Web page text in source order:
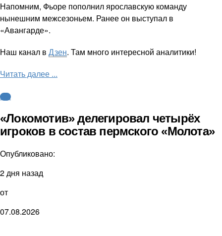
Напомним, Фьоре пополнил ярославскую команду
нынешним межсезоньем. Ранее он выступал в
«Авангарде».
Наш канал в Дзен. Там много интересной аналитики!
Читать далее ...
КХЛ
«Локомотив» делегировал четырёх
игроков в состав пермского «Молота»
Опубликовано:
2 дня назад
от
07.08.2026